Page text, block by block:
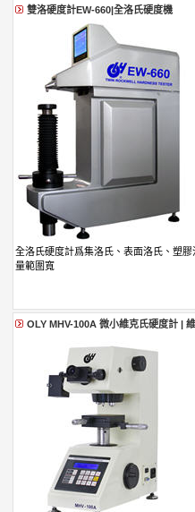
雙洛硬度計EW-660|全洛氏硬度機
全洛氏硬度計爲集洛氏、表面洛氏、塑
量範圍寬
OLY MHV-100A 微小維克氏硬度計 |